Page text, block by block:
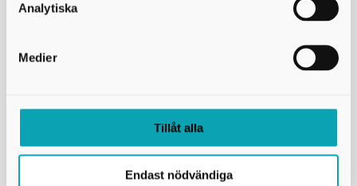
Analytiska
Medier
Tillåt alla
Endast nödvändiga